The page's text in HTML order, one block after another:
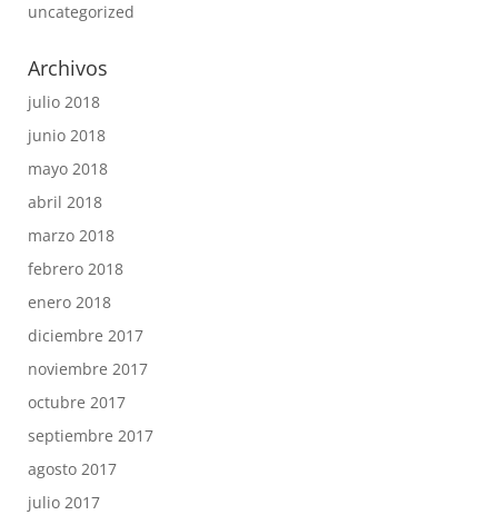
uncategorized
Archivos
julio 2018
junio 2018
mayo 2018
abril 2018
marzo 2018
febrero 2018
enero 2018
diciembre 2017
noviembre 2017
octubre 2017
septiembre 2017
agosto 2017
julio 2017